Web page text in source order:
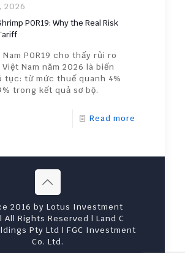
2026
POR19: Why the Real Risk
Nam POR19 cho thấy rủi ro
Nam năm 2026 là biến
tục: từ mức thuế quanh 4%
trong kết quả sơ bộ.
Read more
2016 by Lotus Investment
All Rights Reserved | Land C
Pty Ltd | FGC Investment
Co. Ltd.